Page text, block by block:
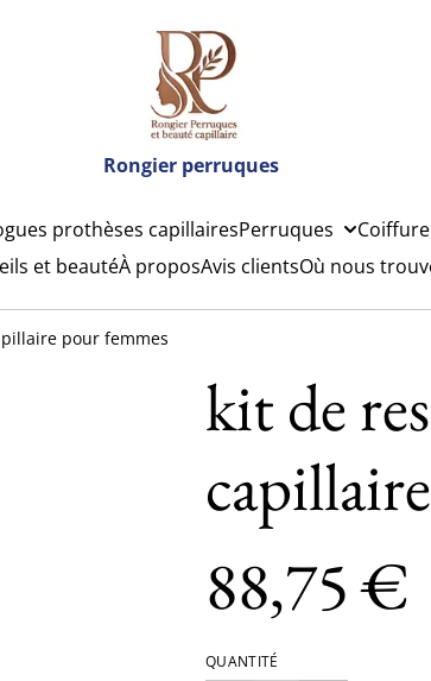
Rongier perruques
prothèses capillairesPerruques
et beautéÀ proposAvis clientsOù nous
pour femmes
kit de
88,75 €
QUANTITÉ